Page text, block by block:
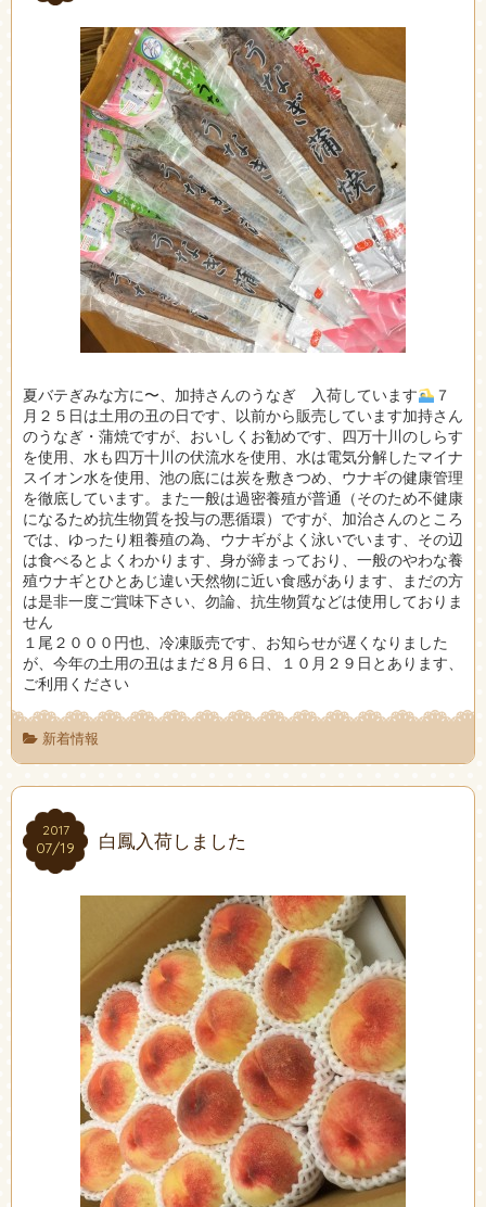
夏バテぎみな方に〜、加持さんのうなぎ 入荷しています
７
月２５日は土用の丑の日です、以前から販売しています加持さん
のうなぎ・蒲焼ですが、おいしくお勧めです、四万十川のしらす
を使用、水も四万十川の伏流水を使用、水は電気分解したマイナ
スイオン水を使用、池の底には炭を敷きつめ、ウナギの健康管理
を徹底しています。また一般は過密養殖が普通（そのため不健康
になるため抗生物質を投与の悪循環）ですが、加治さんのところ
では、ゆったり粗養殖の為、ウナギがよく泳いでいます、その辺
は食べるとよくわかります、身が締まっており、一般のやわな養
殖ウナギとひとあじ違い天然物に近い食感があります、まだの方
は是非一度ご賞味下さい、勿論、抗生物質などは使用しておりま
せん
１尾２０００円也、冷凍販売です、お知らせが遅くなりました
が、今年の土用の丑はまだ８月６日、１０月２９日とあります、
ご利用ください
新着情報
2017
07/19
2017
07/19 白鳳入荷しました